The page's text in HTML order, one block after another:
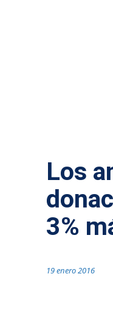
Los
3%
19 enero 2016